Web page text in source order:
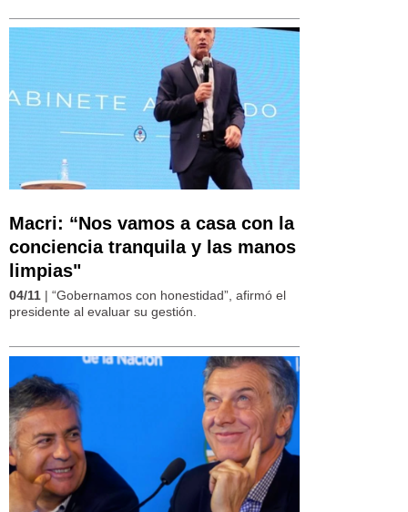
Macri: “Nos vamos a casa con la
conciencia tranquila y las manos
limpias"
04/11 | “Gobernamos con honestidad”, afirmó el
presidente al evaluar su gestión.